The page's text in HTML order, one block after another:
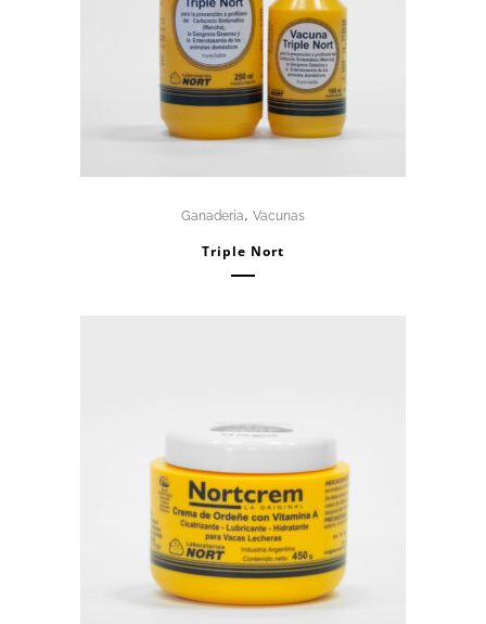
Ganadería, Vacunas
Triple Nort